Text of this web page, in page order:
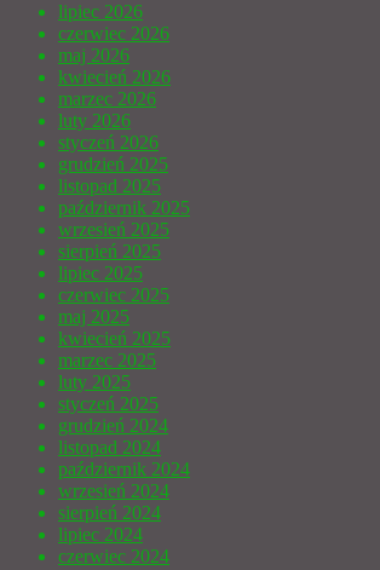
lipiec 2026
czerwiec 2026
maj 2026
kwiecień 2026
marzec 2026
luty 2026
styczeń 2026
grudzień 2025
listopad 2025
październik 2025
wrzesień 2025
sierpień 2025
lipiec 2025
czerwiec 2025
maj 2025
kwiecień 2025
marzec 2025
luty 2025
styczeń 2025
grudzień 2024
listopad 2024
październik 2024
wrzesień 2024
sierpień 2024
lipiec 2024
czerwiec 2024